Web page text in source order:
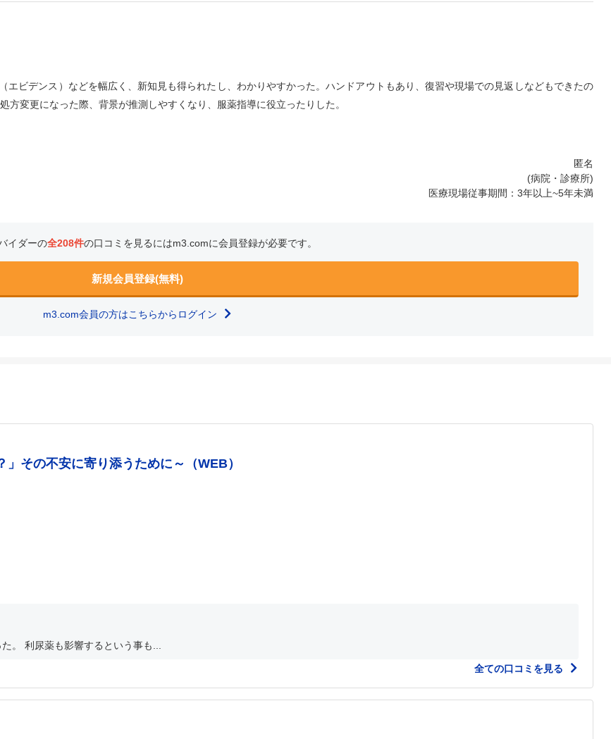
ビデンス）などを幅広く、新知見も得られたし、わかりやすかった。ハンドアウトもあり、復習や現場での見返しなどもできたの
変更になった際、背景が推測しやすくなり、服薬指導に役立ったりした。
匿名
(病院・診療所)
医療現場従事期間：3年以上~5年未満
イダーの全208件の口コミを見るにはm3.comに会員登録が必要です。
新規会員登録(無料)
m3.com会員の方はこちらからログイン
その不安に寄り添うために～（WEB）
。 利尿薬も影響するという事も...
全ての口コミを見る